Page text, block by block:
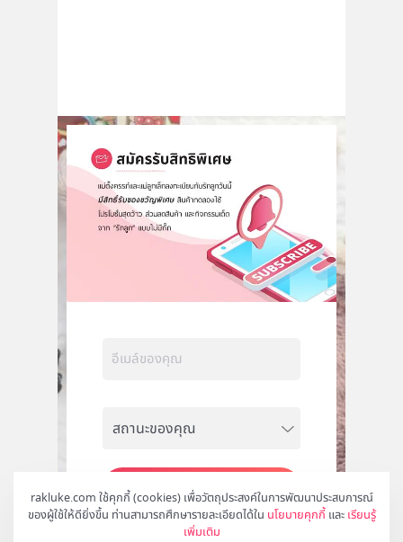
rakluke.com ใช้คุกกี้ (cookies) เพื่อวัตถุประสงค์ในการพัฒนาประสบการณ์
ของผู้ใช้ให้ดียิ่งขึ้น ท่านสามารถศึกษารายละเอียดได้ใน นโยบายคุกกี้ และ เรียนรู้
เพิ่มเติม
สมัคร